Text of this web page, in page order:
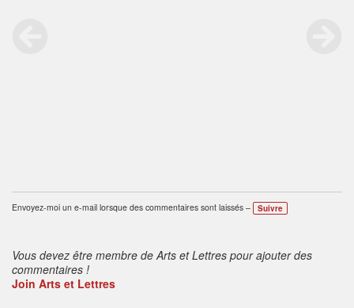
Envoyez-moi un e-mail lorsque des commentaires sont laissés – Suivre
Vous devez être membre de Arts et Lettres pour ajouter des
commentaires !
Join Arts et Lettres